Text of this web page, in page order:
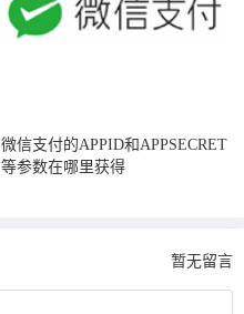
微信支付的APPID和APPSECRET
等参数在哪里获得
暂无留言